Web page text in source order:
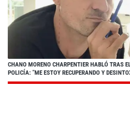
CHANO MORENO CHARPENTIER HABLÓ TRAS
POLICÍA: "ME ESTOY RECUPERANDO Y